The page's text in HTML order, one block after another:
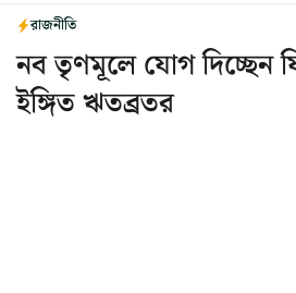
রাজনীতি
নব তৃণমূলে যোগ দিচ্ছেন
ইঙ্গিত ঋতব্রতর